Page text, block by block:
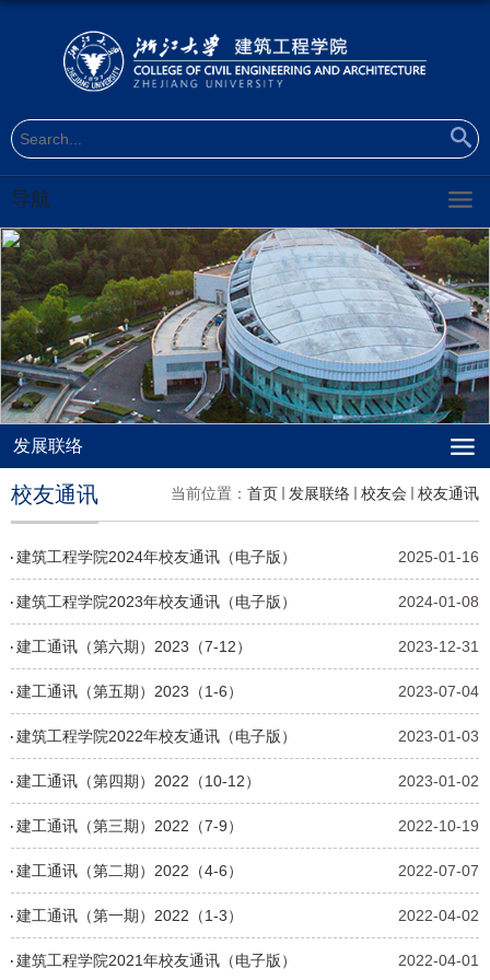
导航
发展联络
当前位置： 首页 发展联络 校友会 校友通讯
校友通讯
建筑工程学院2024年校友通讯（电子版） 2025-01-16
建筑工程学院2023年校友通讯（电子版） 2024-01-08
建工通讯（第六期）2023（7-12） 2023-12-31
建工通讯（第五期）2023（1-6） 2023-07-04
建筑工程学院2022年校友通讯（电子版） 2023-01-03
建工通讯（第四期）2022（10-12） 2023-01-02
建工通讯（第三期）2022（7-9） 2022-10-19
建工通讯（第二期）2022（4-6） 2022-07-07
建工通讯（第一期）2022（1-3） 2022-04-02
建筑工程学院2021年校友通讯（电子版） 2022-04-01